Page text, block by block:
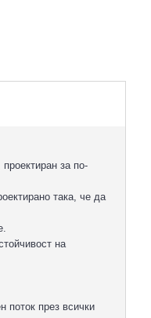
за по-
така, че да
на
поток през всички